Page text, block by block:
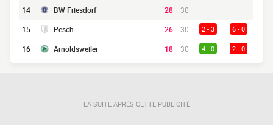
14 BW Friesdorf 28
30
15
Pesch 26 30 2 - 3 6 - 0
16 Arnoldsweiler 18 30 4 - 0 2 - 0
LA SUITE APRÈS CETTE PUBLICITÉ